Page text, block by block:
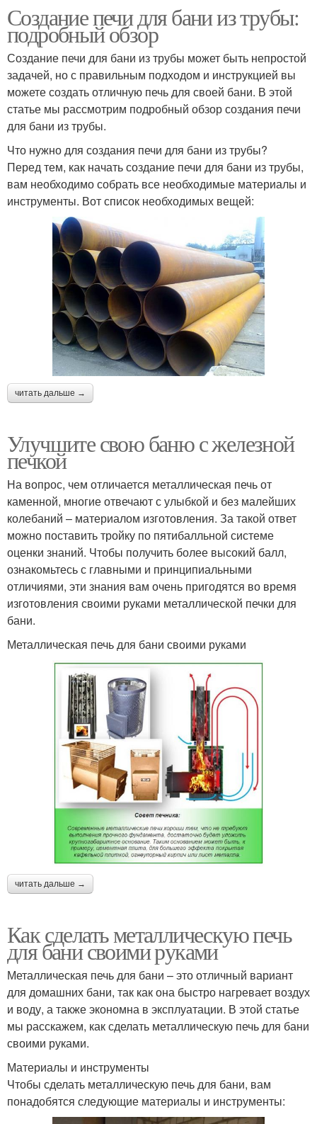
Создание печи для бани из трубы:
подробный обзор
Создание печи для бани из трубы может быть непростой
задачей, но с правильным подходом и инструкцией вы
можете создать отличную печь для своей бани. В этой
статье мы рассмотрим подробный обзор создания печи
для бани из трубы.
Что нужно для создания печи для бани из трубы?
Перед тем, как начать создание печи для бани из трубы,
вам необходимо собрать все необходимые материалы и
инструменты. Вот список необходимых вещей:
читать дальше →
Улучшите свою баню с железной
печкой
На вопрос, чем отличается металлическая печь от
каменной, многие отвечают с улыбкой и без малейших
колебаний – материалом изготовления. За такой ответ
можно поставить тройку по пятибалльной системе
оценки знаний. Чтобы получить более высокий балл,
ознакомьтесь с главными и принципиальными
отличиями, эти знания вам очень пригодятся во время
изготовления своими руками металлической печки для
бани.
Металлическая печь для бани своими руками
читать дальше →
Как сделать металлическую печь
для бани своими руками
Металлическая печь для бани – это отличный вариант
для домашних бани, так как она быстро нагревает воздух
и воду, а также экономна в эксплуатации. В этой статье
мы расскажем, как сделать металлическую печь для бани
своими руками.
Материалы и инструменты
Чтобы сделать металлическую печь для бани, вам
понадобятся следующие материалы и инструменты: